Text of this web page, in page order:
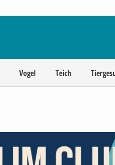
Vogel Teich